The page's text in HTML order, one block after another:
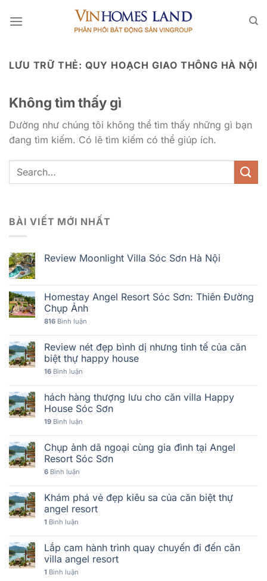
qua
LƯU TRỮ THẺ: QUY HOẠCH GIAO THÔNG HÀ NỘI
Không tìm thấy gì
Dường như chúng tôi không thể tìm thấy những gì bạn
đang tìm kiếm. Có lẽ tìm kiếm có thể giúp ích.
BÀI VIẾT MỚI NHẤT
Review Moonlight Villa Sóc Sơn Hà Nội
Homestay Angel Resort Sóc Sơn: Thiên Đường
Chụp Ảnh
816 Bình luận
Review nét đẹp bình dị nhưng tinh tế của căn
biệt thự happy house
16 Bình luận
hách hàng thượng lưu cho căn villa Happy
House Sóc Sơn
19 Bình luận
Chụp ảnh dã ngoại cùng gia đình tại Angel
Resort Sóc Sơn
6 Bình luận
Khám phá vẻ đẹp kiêu sa của căn biệt thự
angel resort
1 Bình luận
Lắp cam hành trình quay chuyến đi đến căn
villa angel resort
1 Bình luận